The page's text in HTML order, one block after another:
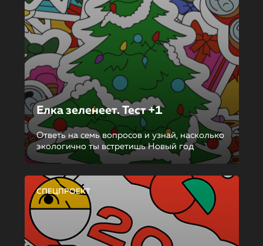
Елка зеленеет. Тест +1
Ответь на семь вопросов и узнай, насколько
экологично ты встретишь Новый год
СПЕЦПРОЕКТ